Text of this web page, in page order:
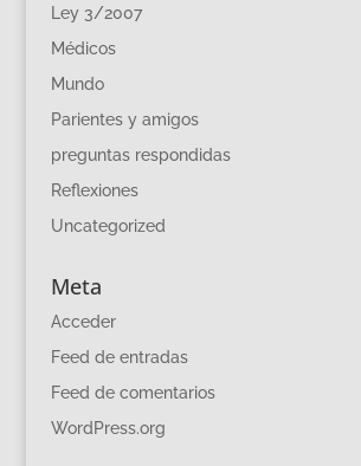
Ley 3/2007
Médicos
Mundo
Parientes y amigos
preguntas respondidas
Reflexiones
Uncategorized
Meta
Acceder
Feed de entradas
Feed de comentarios
WordPress.org